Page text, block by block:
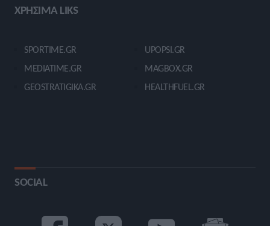
ΧΡΗΣΙΜΑ LIKS
SPORTIME.GR
MEDIATIME.GR
GEOSTRATIGIKA.GR
UPOPSI.GR
MAGBOX.GR
HEALTHFUEL.GR
SOCIAL